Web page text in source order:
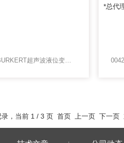
代理BURKERT超声波液位变送器
录，当前 1 / 3 页 首页 上一页 下一页